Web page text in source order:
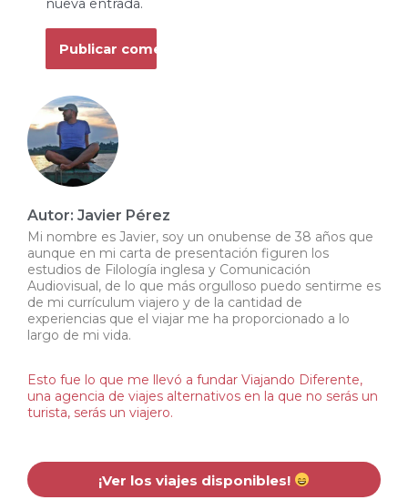
Autor: Javier Pérez
Mi nombre es Javier, soy un onubense de 38 años que
aunque en mi carta de presentación figuren los
estudios de Filología inglesa y Comunicación
Audiovisual, de lo que más orgulloso puedo sentirme es
de mi currículum viajero y de la cantidad de
experiencias que el viajar me ha proporcionado a lo
largo de mi vida.
Esto fue lo que me llevó a fundar Viajando Diferente,
una agencia de viajes alternativos en la que no serás un
turista, serás un viajero.
¡Ver los viajes disponibles!
nueva entrada.